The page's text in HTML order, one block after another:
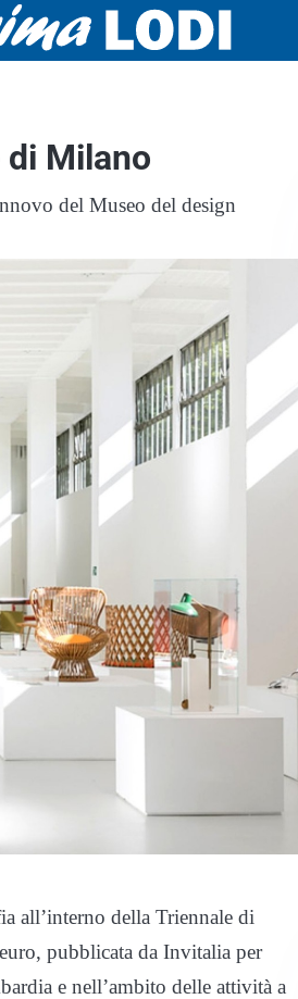
di Milano
del Museo del design
all’interno della Triennale di
pubblicata da Invitalia per
e nell’ambito delle attività a